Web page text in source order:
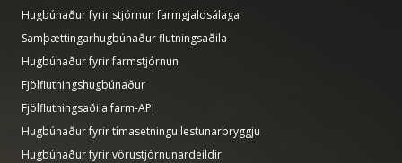
Hugbúnaður fyrir stjórnun farmgjaldsálaga
Samþættingarhugbúnaður flutningsaðila
Hugbúnaður fyrir farmstjórnun
Fjölflutningshugbúnaður
Fjölflutningsaðila farm-API
Hugbúnaður fyrir tímasetningu lestunarbryggju
Hugbúnaður fyrir vörustjórnunardeildir